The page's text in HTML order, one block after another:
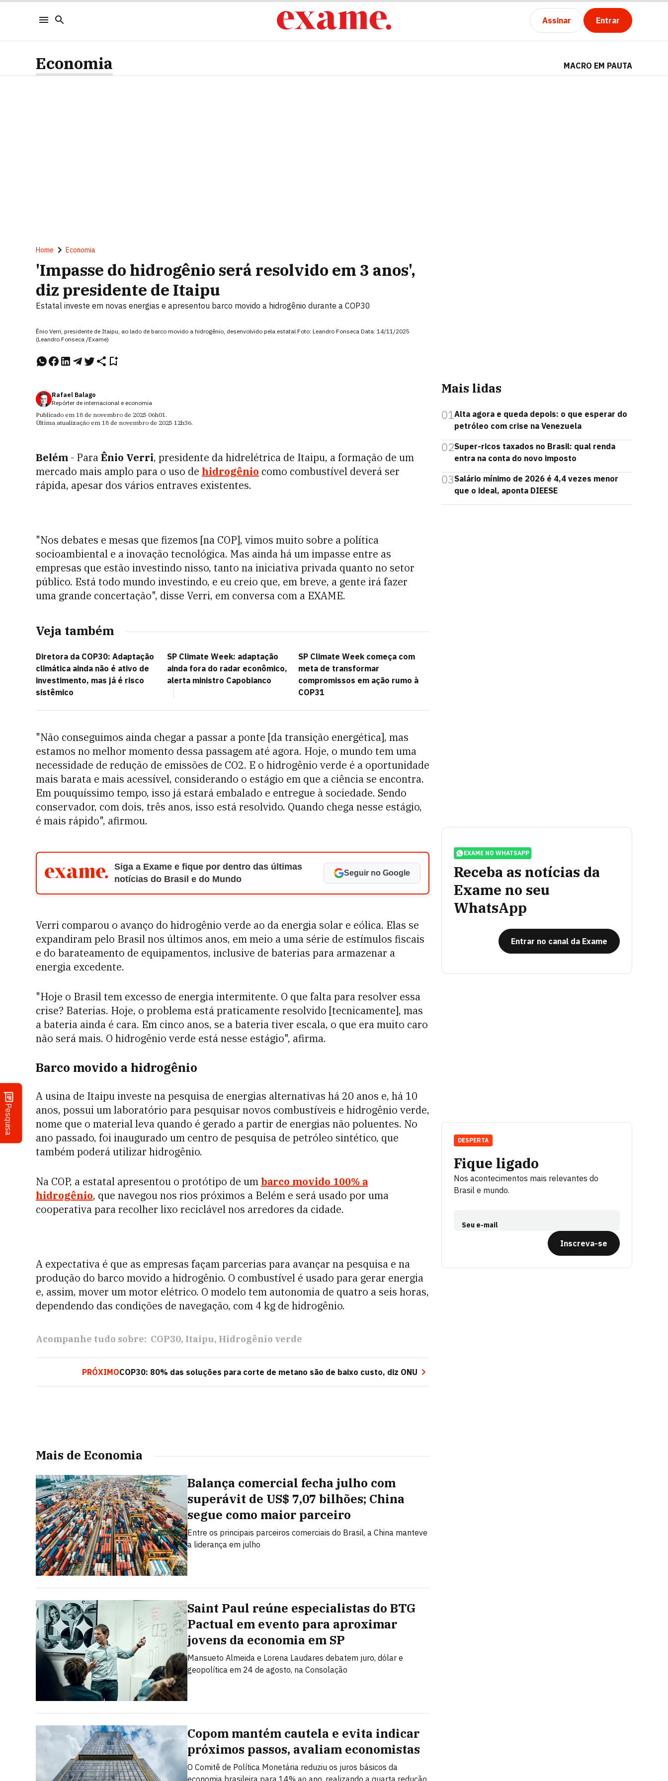
Assinar Entrar
Pesquisa
Economia MACRO EM PAUTA
Home Economia
'Impasse do hidrogênio será resolvido em 3 anos',
diz presidente de Itaipu
Estatal investe em novas energias e apresentou barco movido a hidrogênio durante a COP30
Ênio Verri, presidente de Itaipu, ao lado de barco movido a hidrogênio, desenvolvido pela estatal Foto: Leandro Fonseca Data: 14/11/2025
(Leandro Fonseca /Exame)
Rafael Balago
Repórter de internacional e economia
Publicado em 18 de novembro de 2025 06h01.
Última atualização em 18 de novembro de 2025 12h36.
Belém - ParaÊnio Verri, presidente da hidrelétrica de Itaipu, a formação de um
mercado mais amplo para o uso de hidrogênio como combustível deverá ser
rápida, apesar dos vários entraves existentes.
"Nos debates e mesas que fizemos [na COP], vimos muito sobre a política
socioambiental e a inovação tecnológica. Mas ainda há um impasse entre as
empresas que estão investindo nisso, tanto na iniciativa privada quanto no setor
público. Está todo mundo investindo, e eu creio que, em breve, a gente irá fazer
uma grande concertação", disse Verri, em conversa com a EXAME.
Veja também
Diretora da COP30: Adaptação
climática ainda não é ativo de
investimento, mas já é risco
sistêmico
SP Climate Week: adaptação
ainda fora do radar econômico,
alerta ministro Capobianco
SP Climate Week começa com
meta de transformar
compromissos em ação rumo à
COP31
"Não conseguimos ainda chegar a passar a ponte [da transição energética], mas
estamos no melhor momento dessa passagem até agora. Hoje, o mundo tem uma
necessidade de redução de emissões de CO2. E o hidrogênio verde é a oportunidade
mais barata e mais acessível, considerando o estágio em que a ciência se encontra.
Em pouquíssimo tempo, isso já estará embalado e entregue à sociedade. Sendo
conservador, com dois, três anos, isso está resolvido. Quando chega nesse estágio,
é mais rápido", afirmou.
Siga a Exame e fique por dentro das últimas
notícias do Brasil e do Mundo
Seguir no Google
Verri comparou o avanço do hidrogênio verde ao da energia solar e eólica. Elas se
expandiram pelo Brasil nos últimos anos, em meio a uma série de estímulos fiscais
e do barateamento de equipamentos, inclusive de baterias para armazenar a
energia excedente.
"Hoje o Brasil tem excesso de energia intermitente. O que falta para resolver essa
crise? Baterias. Hoje, o problema está praticamente resolvido [tecnicamente], mas
a bateria ainda é cara. Em cinco anos, se a bateria tiver escala, o que era muito caro
não será mais. O hidrogênio verde está nesse estágio", afirma.
Barco movido a hidrogênio
A usina de Itaipu investe na pesquisa de energias alternativas há 20 anos e, há 10
anos, possui um laboratório para pesquisar novos combustíveis e hidrogênio verde,
nome que o material leva quando é gerado a partir de energias não poluentes. No
ano passado, foi inaugurado um centro de pesquisa de petróleo sintético, que
também poderá utilizar hidrogênio.
Na COP, a estatal apresentou o protótipo de umbarco movido 100% a
hidrogênio, que navegou nos rios próximos a Belém e será usado por uma
cooperativa para recolher lixo reciclável nos arredores da cidade.
A expectativa é que as empresas façam parcerias para avançar na pesquisa e na
produção do barco movido a hidrogênio. O combustível é usado para gerar energia
e, assim, mover um motor elétrico. O modelo tem autonomia de quatro a seis horas,
dependendo das condições de navegação, com 4 kg de hidrogênio.
Acompanhe tudo sobre: COP30 Itaipu Hidrogênio verde
PRÓXIMOCOP30: 80% das soluções para corte de metano são de baixo custo, diz ONU
Mais de Economia
Balança comercial fecha julho com
superávit de US$ 7,07 bilhões; China
segue como maior parceiro
Entre os principais parceiros comerciais do Brasil, a China manteve
a liderança em julho
Saint Paul reúne especialistas do BTG
Pactual em evento para aproximar
jovens da economia em SP
Mansueto Almeida e Lorena Laudares debatem juro, dólar e
geopolítica em 24 de agosto, na Consolação
Copom mantém cautela e evita indicar
próximos passos, avaliam economistas
O Comitê de Política Monetária reduziu os juros básicos da
economia brasileira para 14% ao ano, realizando a quarta redução
Mais lidas
01Alta agora e queda depois: o que esperar do
petróleo com crise na Venezuela
02Super-ricos taxados no Brasil: qual renda
entra na conta do novo imposto
03Salário mínimo de 2026 é 4,4 vezes menor
que o ideal, aponta DIEESE
EXAME NO WHATSAPP
Receba as notícias da
Exame no seu
WhatsApp
Entrar no canal da Exame
Fique ligado
Nos acontecimentos mais relevantes do
Brasil e mundo.
Seu e-mail
Inscreva-se
DESPERTA